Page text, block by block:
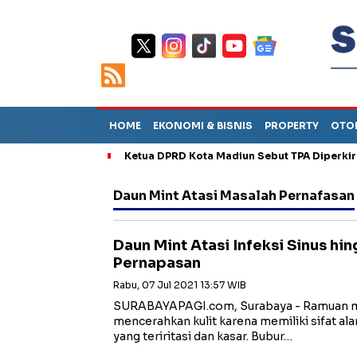
HOME EKONOMI & BISNIS PROPERTY
Ketua DPRD Kota Madiun Sebut TPA
Daun Mint Atasi Masalah Pernafasan
Daun Mint Atasi Infeksi Sinus
Pernapasan
Rabu, 07 Jul 2021 13:57 WIB
SURABAYAPAGI.com, Surabaya -
mencerahkan kulit karena memiliki sifat
yang teriritasi dan kasar. Bubur…